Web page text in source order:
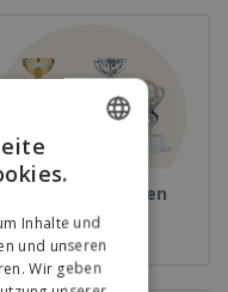
und Trophäen
ENGLISH
Inhalte und
und unseren
Wir geben